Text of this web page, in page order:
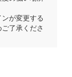
が変更する
了承くださ